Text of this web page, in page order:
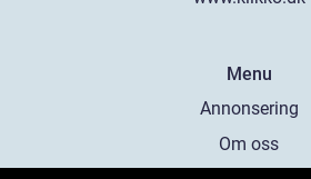
Menu
Annonsering
Om oss